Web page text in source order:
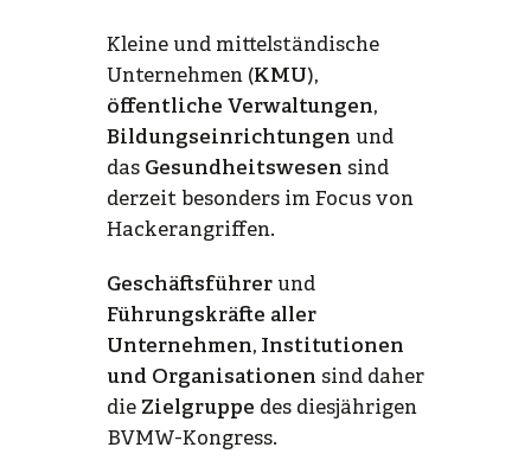
Kleine und mittelständische
Unternehmen (KMU),
öffentliche Verwaltungen,
Bildungseinrichtungen und
das Gesundheitswesen sind
derzeit besonders im Focus von
Hackerangriffen.
Geschäftsführer und
Führungskräfte aller
Unternehmen, Institutionen
und Organisationen sind daher
die Zielgruppe des diesjährigen
BVMW-Kongress.